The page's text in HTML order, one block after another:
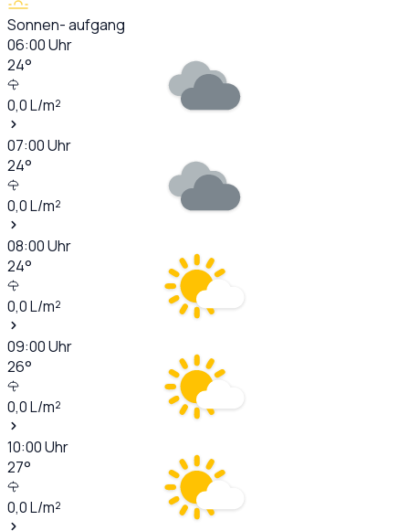
Sonnen- aufgang
06:00Uhr
24°
0,0L/m²
07:00Uhr
24°
0,0L/m²
08:00Uhr
24°
0,0L/m²
09:00Uhr
26°
0,0L/m²
10:00Uhr
27°
0,0L/m²